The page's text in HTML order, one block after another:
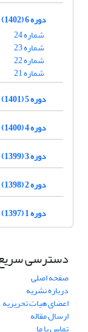
دوره 6 (1402)
شماره 24
شماره 23
شماره 22
شماره 21
دوره 5 (1401)
دوره 4 (1400)
دوره 3 (1399)
دوره 2 (1398)
دوره 1 (1397)
دسترسی
صفحه اصلی
درباره نشریه
اعضای هیات تحریریه
ارسال مقاله
تماس با ما